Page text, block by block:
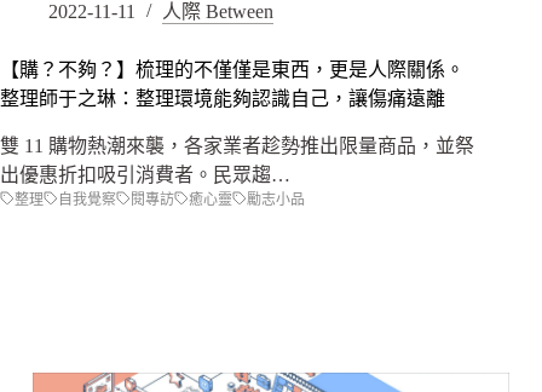
2022-11-11 人際 Between
【購？不夠？】梳理的不僅僅是東西，更是人際關係。
整理師于之琳：整理環境能夠認識自己，讓傷痛遠離
雙 11 購物熱潮來襲，各家業者趁勢推出限量商品，並祭
出優惠折扣吸引消費者。民眾趨…
整理 自我覺察 閱專訪 癒心靈 勵志小品